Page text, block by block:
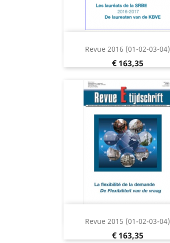
Revue 2016 (01-02-03-04)
Prijs
€ 163,35
Revue 2015 (01-02-03-04)
Prijs
€ 163,35